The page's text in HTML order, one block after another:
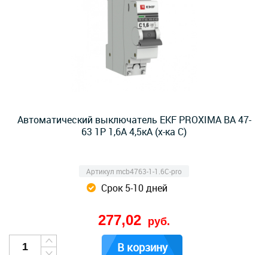
Автоматический выключатель EKF PROXIMA ВА 47-
63 1Р 1,6А 4,5кА (х-ка C)
Артикул mcb4763-1-1.6C-pro
Срок 5-10 дней
277,02 руб.
В корзину